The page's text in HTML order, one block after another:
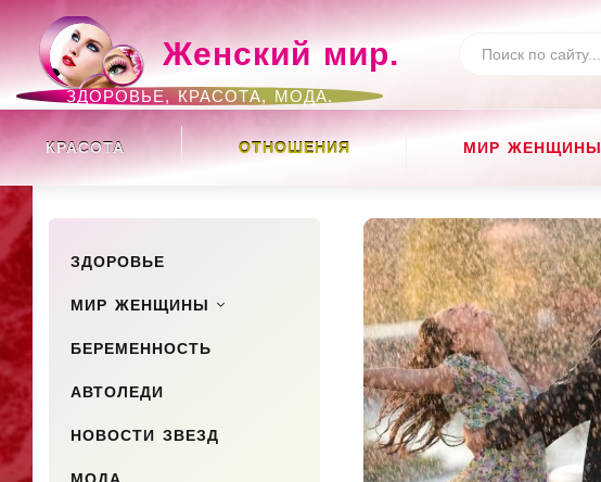
Женский мир.
ЗДОРОВЬЕ, КРАСОТА, МОДА.
КРАСОТА ОТНОШЕНИЯ МИР ЖЕНЩИНЫ
ЗДОРОВЬЕ
МИР ЖЕНЩИНЫ
БЕРЕМЕННОСТЬ
АВТОЛЕДИ
НОВОСТИ ЗВЕЗД